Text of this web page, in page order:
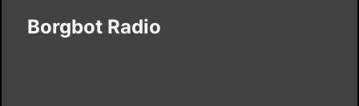
Borgbot Radio